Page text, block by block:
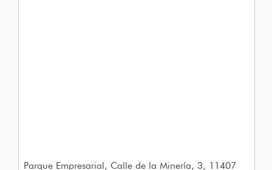
Parque Empresarial, Calle de la Minería, 3, 11407